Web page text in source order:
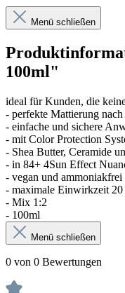
Menü schließen
100ml"
ideal für Kunden, die
- perfekte Mattierung
- einfache und sichere
- mit Color Protection
- Shea Butter, Ceramide
- in 84+ 4Sun Effect
- vegan und ammoniakfrei
- maximale Einwirkzeit
- Mix 1:2
- 100ml
Menü schließen
0 von 0 Bewertungen